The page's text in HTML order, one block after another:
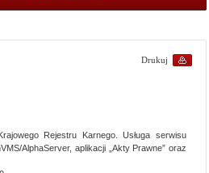
Drukuj
Rejestru Karnego. Usługa serwisu
AlphaServer, aplikacji „Akty Prawne” oraz